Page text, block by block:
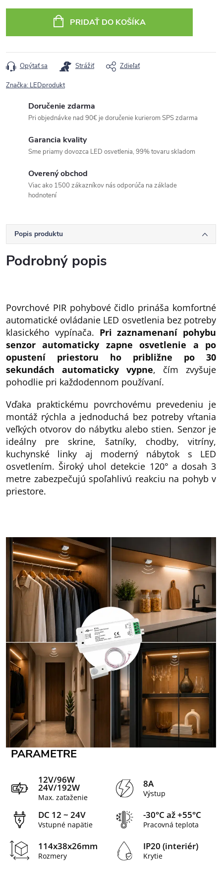
cena:
PRIDAŤ DO KOŠÍKA
Opýtať sa Strážiť Zdieľať
Značka: LEDprodukt
Doručenie zdarma
Pri objednávke nad 90€ je doručenie kurierom SPS zdarma
Garancia kvality
Sme priamy dovozca LED osvetlenia, 99% tovaru skladom
Overený obchod
Viac ako 1500 zákazníkov nás odporúča na základe
hodnotení
Popis produktu
Podrobný popis
Povrchové PIR pohybové čidlo prináša komfortné
automatické ovládanie LED osvetlenia bez potreby
klasického vypínača. Pri zaznamenaní pohybu
senzor automaticky zapne osvetlenie a po
opustení priestoru ho približne po 30
sekundách automaticky vypne, čím zvyšuje
pohodlie pri každodennom používaní.
Vďaka praktickému povrchovému prevedeniu je
montáž rýchla a jednoduchá bez potreby vŕtania
veľkých otvorov do nábytku alebo stien. Senzor je
ideálny pre skrine, šatníky, chodby, vitríny,
kuchynské linky aj moderný nábytok s LED
osvetlením. Široký uhol detekcie 120° a dosah 3
metre zabezpečujú spoľahlivú reakciu na pohyb v
priestore.
PARAMETRE
12V/96W
24V/192W
Max. zaťaženie
8A
Výstup
DC 12 ~ 24V
Vstupné napätie
-30°C až +55°C
Pracovná teplota
114x38x26mm
Rozmery
IP20 (interiér)
Krytie